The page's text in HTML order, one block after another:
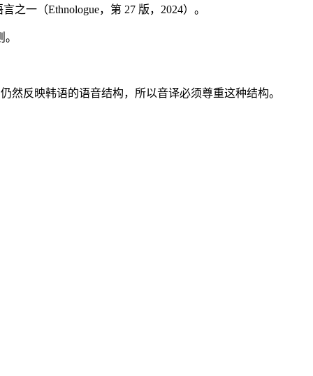
一（Ethnologue，第 27 版，2024）。
反映韩语的语音结构，所以音译必须尊重这种结构。